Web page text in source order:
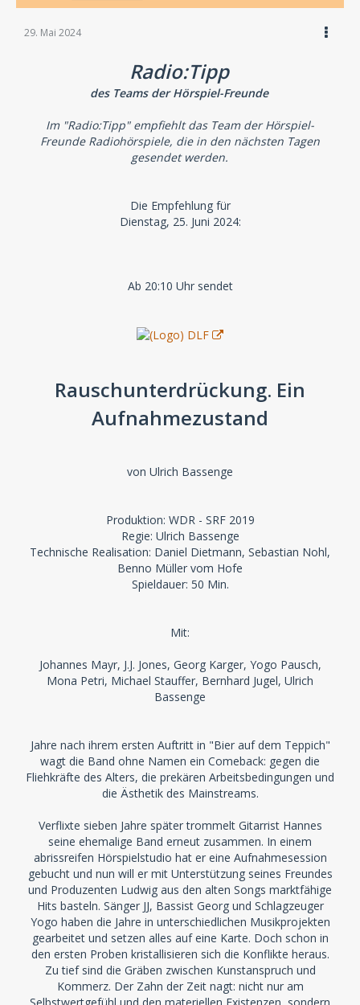
29. Mai 2024
Radio:Tipp
des Teams der Hörspiel-Freunde
Im "Radio:Tipp" empfiehlt das Team der Hörspiel-
Freunde Radiohörspiele, die in den nächsten Tagen
gesendet werden.
Die Empfehlung für
Dienstag, 25. Juni 2024:
Ab 20:10 Uhr sendet
Rauschunterdrückung. Ein
Aufnahmezustand
von Ulrich Bassenge
Produktion: WDR - SRF 2019
Regie: Ulrich Bassenge
Technische Realisation: Daniel Dietmann, Sebastian Nohl,
Benno Müller vom Hofe
Spieldauer: 50 Min.
Mit:
Johannes Mayr, J.J. Jones, Georg Karger, Yogo Pausch,
Mona Petri, Michael Stauffer, Bernhard Jugel, Ulrich
Bassenge
Jahre nach ihrem ersten Auftritt in "Bier auf dem Teppich"
wagt die Band ohne Namen ein Comeback: gegen die
Fliehkräfte des Alters, die prekären Arbeitsbedingungen und
die Ästhetik des Mainstreams.
Verflixte sieben Jahre später trommelt Gitarrist Hannes
seine ehemalige Band erneut zusammen. In einem
abrissreifen Hörspielstudio hat er eine Aufnahmesession
gebucht und nun will er mit Unterstützung seines Freundes
und Produzenten Ludwig aus den alten Songs marktfähige
Hits basteln. Sänger JJ, Bassist Georg und Schlagzeuger
Yogo haben die Jahre in unterschiedlichen Musikprojekten
gearbeitet und setzen alles auf eine Karte. Doch schon in
den ersten Proben kristallisieren sich die Konflikte heraus.
Zu tief sind die Gräben zwischen Kunstanspruch und
Kommerz. Der Zahn der Zeit nagt: nicht nur am